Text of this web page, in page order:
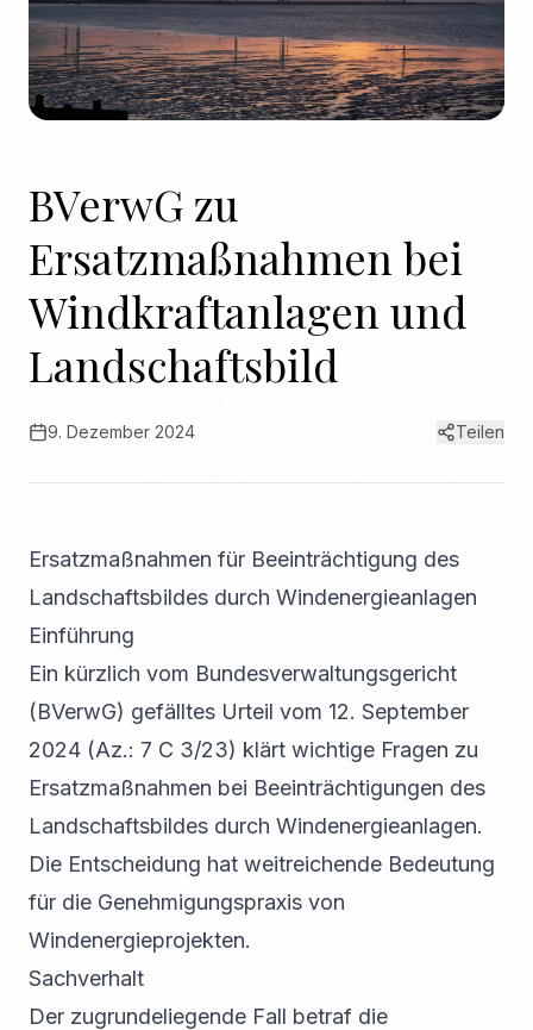
BVerwG zu
Ersatzmaßnahmen bei
Windkraftanlagen und
Landschaftsbild
9. Dezember 2024 Teilen
Ersatzmaßnahmen für Beeinträchtigung des
Landschaftsbildes durch Windenergieanlagen
Einführung
Ein kürzlich vom Bundesverwaltungsgericht
(BVerwG) gefälltes Urteil vom 12. September
2024 (Az.: 7 C 3/23) klärt wichtige Fragen zu
Ersatzmaßnahmen bei Beeinträchtigungen des
Landschaftsbildes durch Windenergieanlagen.
Die Entscheidung hat weitreichende Bedeutung
für die Genehmigungspraxis von
Windenergieprojekten.
Sachverhalt
Der zugrundeliegende Fall betraf die